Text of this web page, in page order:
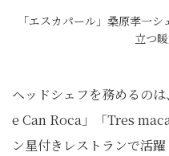
「エスカパール」桑原孝一
立つ
ヘッドシェフを務めるの
e Can Roca」「Tres
ン星付きレストランで活